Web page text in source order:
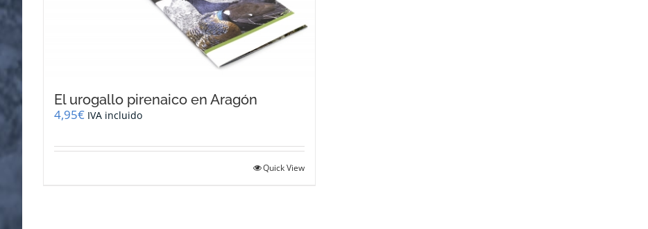
El urogallo pirenaico en Aragón
4,95€ IVA incluido
Quick View